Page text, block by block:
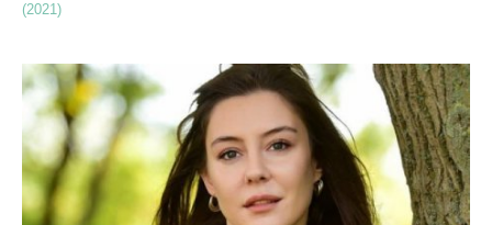
(2021)